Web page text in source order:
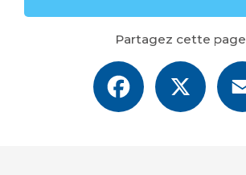
Partagez cette page
Facebook